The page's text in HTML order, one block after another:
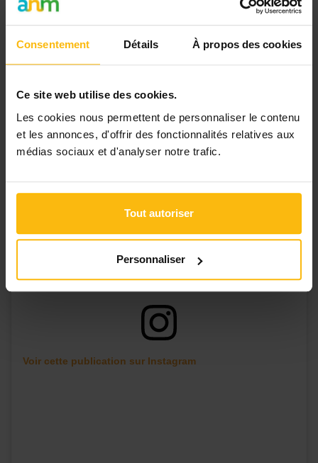
Consentement Détails À propos des cookies
Ce site web utilise des cookies.
Les cookies nous permettent de personnaliser le contenu
et les annonces, d'offrir des fonctionnalités relatives aux
médias sociaux et d'analyser notre trafic.
Tout autoriser
Personnaliser
préalables.
Lire aussi:Sept conseils avant de demander un
subside public pour votre ASBL
Lire aussi:10 conseils d’ASBL pour postuler à
des appels à projets
Voir cette publication sur Instagram